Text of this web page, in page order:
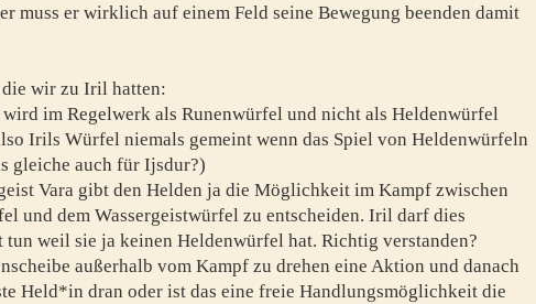
muss er wirklich auf einem Feld seine Bewegung beenden damit
die wir zu Iril hatten:
im Regelwerk als Runenwürfel und nicht als Heldenwürfel
Irils Würfel niemals gemeint wenn das Spiel von Heldenwürfeln
gleiche auch für Ijsdur?)
Vara gibt den Helden ja die Möglichkeit im Kampf zwischen
und dem Wassergeistwürfel zu entscheiden. Iril darf dies
weil sie ja keinen Heldenwürfel hat. Richtig verstanden?
außerhalb vom Kampf zu drehen eine Aktion und danach
Held*in dran oder ist das eine freie Handlungsmöglichkeit die